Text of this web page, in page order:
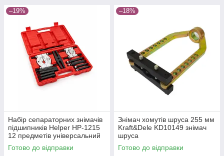
–19%
Набір сепараторних знімачів
підшипників Helper HP-1215
12 предметів універсальний
набір знімачів для
підшипників
Готово до відправки
–18%
Знімач хомутів шруса 255 мм
Kraft&Dele KD10149 знімач
шруса
Готово до відправки